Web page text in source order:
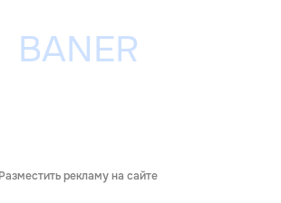
Разместить рекламу на сайте